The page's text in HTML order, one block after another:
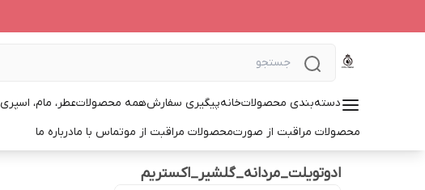
دسته‌بندی محصولاتخانهپیگیری سفارشهمه محصولاتعطر، مام، اسپری
محصولات مراقبت از صورتمحصولات مراقبت از موتماس با مادرباره ما
ادوتویلت_مردانه_گلشیر_اکستریم